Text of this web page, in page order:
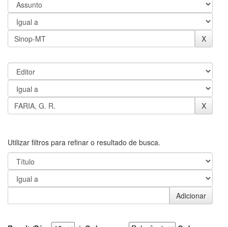
Utilizar filtros para refinar o resultado de busca.